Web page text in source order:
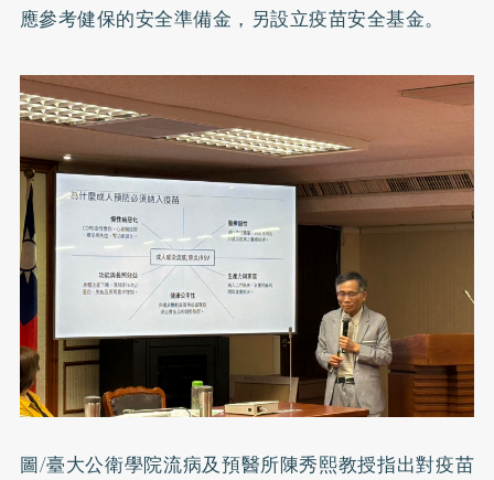
應參考健保的安全準備金，另設立疫苗安全基金。
圖/臺大公衛學院流病及預醫所陳秀熙教授指出對疫苗